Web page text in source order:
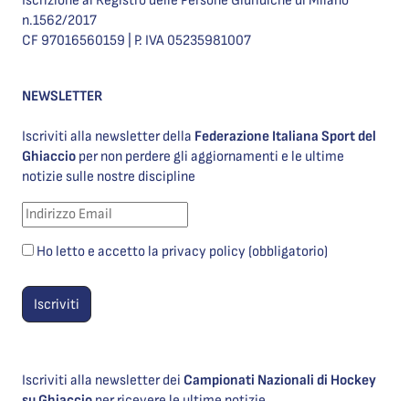
n.1562/2017
CF 97016560159 | P. IVA 05235981007
NEWSLETTER
Iscriviti alla newsletter della Federazione Italiana Sport del
Ghiaccio per non perdere gli aggiornamenti e le ultime
notizie sulle nostre discipline
Ho letto e accetto la privacy policy (obbligatorio)
Iscriviti alla newsletter dei Campionati Nazionali di Hockey